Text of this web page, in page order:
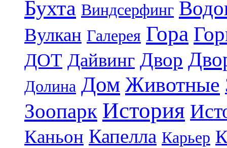
Бухта Виндсерфинг
Вулкан Галерея Гора
ДОТ Дайвинг Двор
Долина Дом Животные
Зоопарк История
Каньон Капелла Карьер